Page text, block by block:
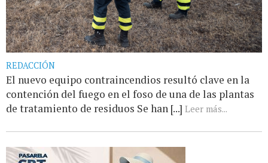
REDACCIÓN
El nuevo equipo contraincendios resultó clave en la
contención del fuego en el foso de una de las plantas
de tratamiento de residuos Se han [...] Leer más...